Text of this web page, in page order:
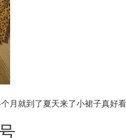
月就到了夏天来了小裙子真好